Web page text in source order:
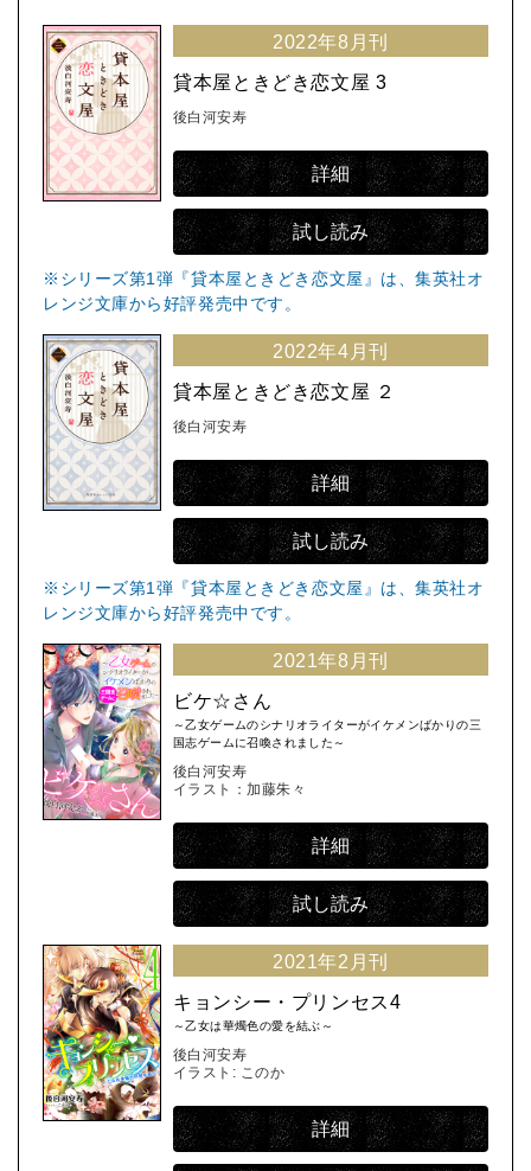
2022年8月刊
貸本屋ときどき恋文屋 3
後白河安寿
詳細
試し読み
※シリーズ第1弾『貸本屋ときどき恋文屋』は、集英社オ
レンジ文庫から好評発売中です。
2022年4月刊
貸本屋ときどき恋文屋 ２
後白河安寿
詳細
試し読み
※シリーズ第1弾『貸本屋ときどき恋文屋』は、集英社オ
レンジ文庫から好評発売中です。
2021年8月刊
ビケ☆さん
～乙女ゲームのシナリオライターがイケメンばかりの三
国志ゲームに召喚されました～
後白河安寿
イラスト：加藤朱々
詳細
試し読み
2021年2月刊
キョンシー・プリンセス4
～乙女は華燭色の愛を結ぶ～
後白河安寿
イラスト: このか
詳細